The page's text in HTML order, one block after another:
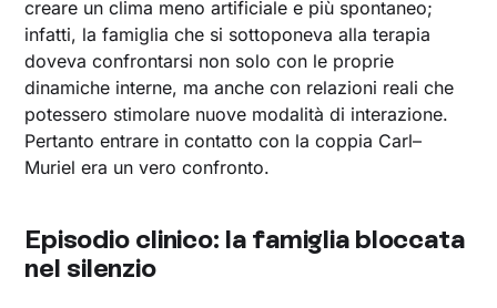
creare un clima meno artificiale e più spontaneo;
infatti, la famiglia che si sottoponeva alla terapia
doveva confrontarsi non solo con le proprie
dinamiche interne, ma anche con relazioni reali che
potessero stimolare nuove modalità di interazione.
Pertanto entrare in contatto con la coppia Carl–
Muriel era un vero confronto.
Episodio clinico: la famiglia bloccata
nel silenzio